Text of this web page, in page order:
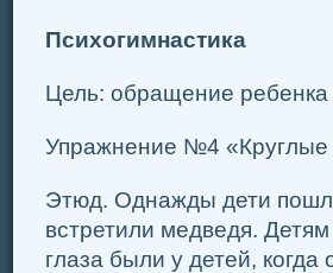
Психогимнастика
Цель: обращение
Упражнение №4 «Круглые
Этюд. Однажды дети
встретили медведя.
глаза были у детей,